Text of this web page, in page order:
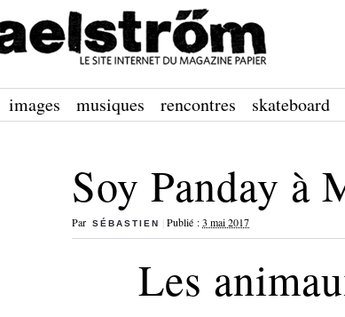
images musiques rencontres skateboard
Soy Panday à
Par SÉBASTIEN |Publié :3 mai 2017
Les